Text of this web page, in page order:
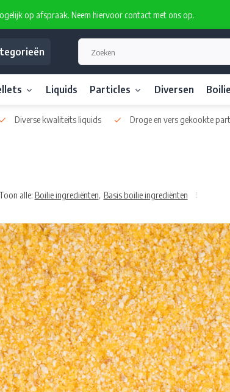
op afspraak. Neem hiervoor contact met ons op.
Liquids Particles Diversen
Diverse kwaliteits liquids Droge en vers gekookte
Toon alle: Boilie ingrediënten, Basis boilie ingrediënten